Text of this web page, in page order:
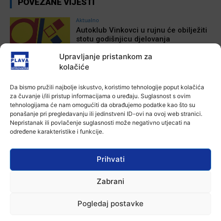
Upravljanje pristankom za
kolačiće
Da bismo pružili najbolje iskustvo, koristimo tehnologije poput kolačića
za čuvanje i/ili pristup informacijama o uređaju. Suglasnost s ovim
tehnologijama će nam omogućiti da obrađujemo podatke kao što su
ponašanje pri pregledavanju ili jedinstveni ID-ovi na ovoj web stranici.
Nepristanak ili povlačenje suglasnosti može negativno utjecati na
određene karakteristike i funkcije.
Prihvati
Zabrani
Pogledaj postavke
POVEZANE VIJESTI
Aktualno
Autoklub Vinkovci u rujnu će obilježiti
stotu godišnjicu djelovanja
Za dva tjedna započinje još jedna
Divlja liga
7 kolovoza, 2026
Aktualno
7 kolovoza, 2026
Aktualno
plovidba na Dunavu